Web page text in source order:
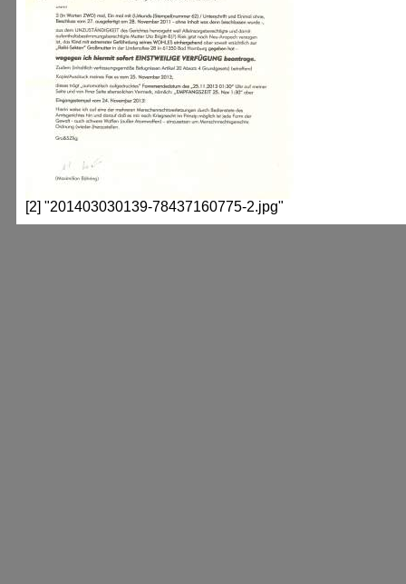
[2] "201403030139-78437160775-2.jpg"